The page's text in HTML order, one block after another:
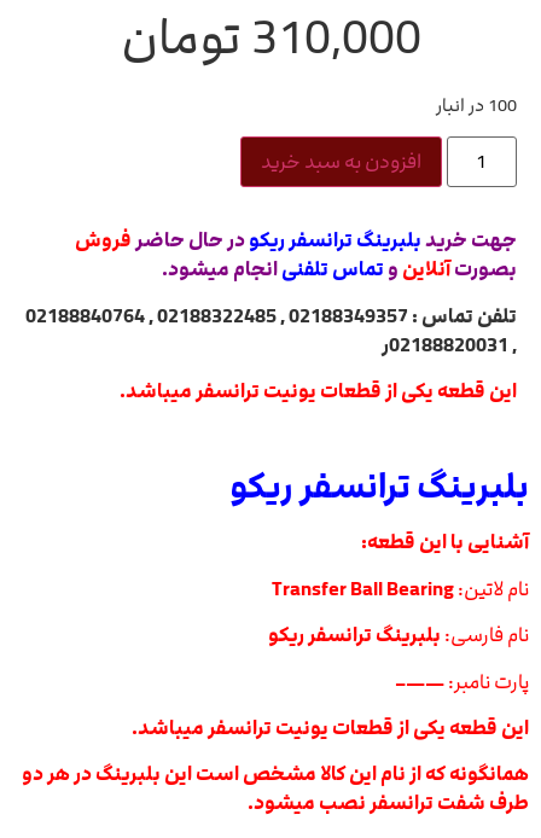
310,000 تومان
100 در انبار
افزودن به سبد خرید
جهت خریدبلبرینگ ترانسفر ریکودر حال حاضرفروش
بصورتآنلاین و تماس تلفنیانجام میشود.
تلفن تماس : 02188349357 , 02188322485 , 02188840764
, 02188820031ر
این قطعه یکی از قطعات یونیت ترانسفر میباشد.
بلبرینگ ترانسفر ریکو
آشنایی با این قطعه:
نام لاتین:Transfer Ball Bearing
نام فارسی: بلبرینگ ترانسفر ریکو
پارت نامبر:——–
این قطعه یکی از قطعات یونیت ترانسفر میباشد.
همانگونه که از نام این کالا مشخص است این بلبرینگ در هر دو
طرف شفت ترانسفر نصب میشود.